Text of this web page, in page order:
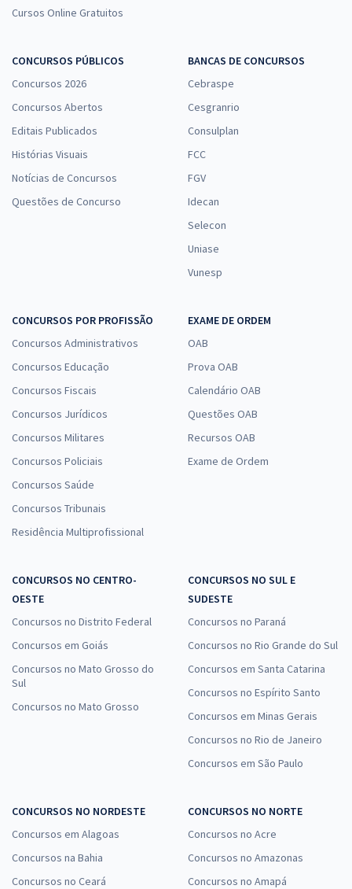
Cursos Online Gratuitos
CONCURSOS PÚBLICOS
Concursos 2026
Concursos Abertos
Editais Publicados
Histórias Visuais
Notícias de Concursos
Questões de Concurso
BANCAS DE CONCURSOS
Cebraspe
Cesgranrio
Consulplan
FCC
FGV
Idecan
Selecon
Uniase
Vunesp
CONCURSOS POR PROFISSÃO
Concursos Administrativos
Concursos Educação
Concursos Fiscais
Concursos Jurídicos
Concursos Militares
Concursos Policiais
Concursos Saúde
Concursos Tribunais
Residência Multiprofissional
EXAME DE ORDEM
OAB
Prova OAB
Calendário OAB
Questões OAB
Recursos OAB
Exame de Ordem
CONCURSOS NO CENTRO-
OESTE
Concursos no Distrito Federal
Concursos em Goiás
Concursos no Mato Grosso do
Sul
Concursos no Mato Grosso
CONCURSOS NO SUL E
SUDESTE
Concursos no Paraná
Concursos no Rio Grande do Sul
Concursos em Santa Catarina
Concursos no Espírito Santo
Concursos em Minas Gerais
Concursos no Rio de Janeiro
Concursos em São Paulo
CONCURSOS NO NORDESTE
Concursos em Alagoas
Concursos na Bahia
Concursos no Ceará
CONCURSOS NO NORTE
Concursos no Acre
Concursos no Amazonas
Concursos no Amapá